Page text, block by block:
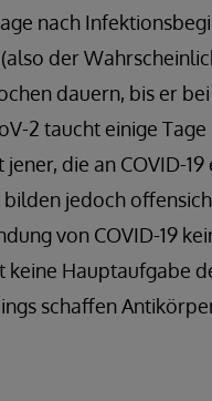
nach
der
dauern, bis er
2 taucht einige
die an COVID-
jedoch
von COVID-19
Hauptaufgabe
schaffen